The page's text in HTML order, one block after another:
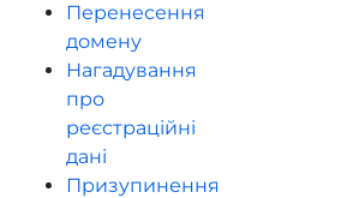
Перенесення
домену
Нагадування
про
реєстраційні
дані
Призупинення